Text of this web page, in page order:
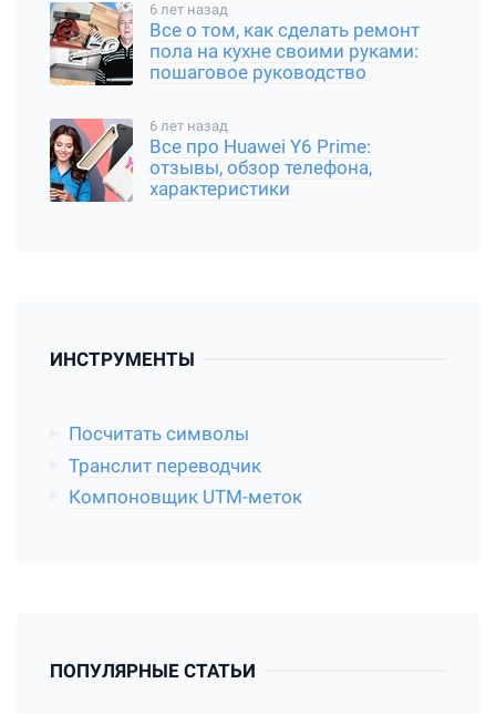
6 лет назад
Все о том, как сделать ремонт
пола на кухне своими руками:
пошаговое руководство
6 лет назад
Все про Huawei Y6 Prime:
отзывы, обзор телефона,
характеристики
ИНСТРУМЕНТЫ
Посчитать символы
Транслит переводчик
Компоновщик UTM-меток
ПОПУЛЯРНЫЕ СТАТЬИ